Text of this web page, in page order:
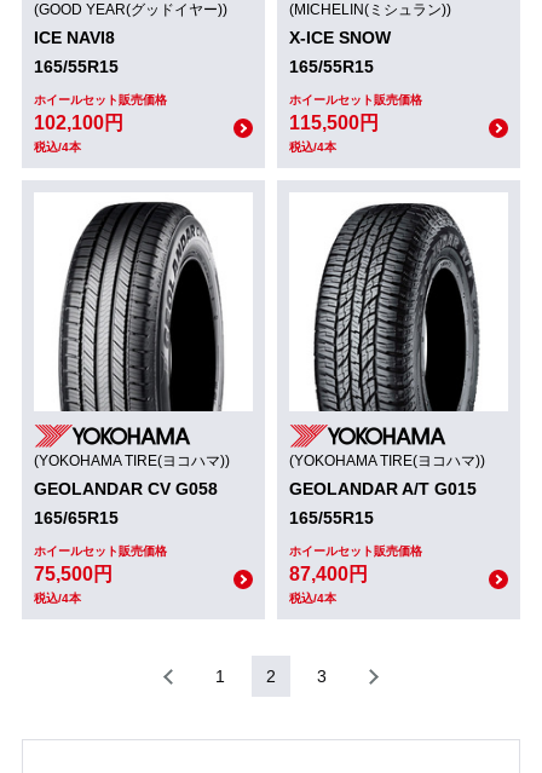
(GOOD YEAR(グッドイヤー))
ICE NAVI8
165/55R15
ホイールセット販売価格
102,100円
税込/4本
(MICHELIN(ミシュラン))
X-ICE SNOW
165/55R15
ホイールセット販売価格
115,500円
税込/4本
(YOKOHAMA TIRE(ヨコハマ))
GEOLANDAR CV G058
165/65R15
ホイールセット販売価格
75,500円
税込/4本
(YOKOHAMA TIRE(ヨコハマ))
GEOLANDAR A/T G015
165/55R15
ホイールセット販売価格
87,400円
税込/4本
1 2 3